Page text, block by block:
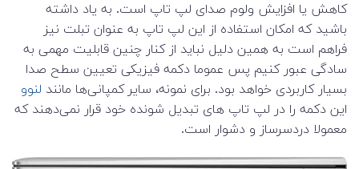
کاهش یا افزایش ولوم صدای لپ تاپ است. به یاد داشته
باشید که امکان استفاده از این لپ تاپ به عنوان تبلت نیز
فراهم است به همین دلیل نباید از کنار چنین قابلیت مهمی به
سادگی عبور کنیم پس عموما دکمه فیزیکی تعیین سطح صدا
بسیار کاربردی خواهد بود. برای نمونه، سایر کمپانی‌ها مانند لنوو
این دکمه را در لپ تاپ های تبدیل شونده خود قرار نمی‌دهند که
معمولا دردسرساز و دشوار است.